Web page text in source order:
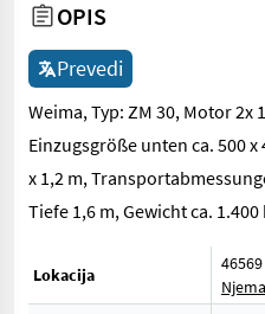
OPIS
Prevedi
Weima, Typ: ZM 30, Motor 2x
Einzugsgröße unten ca. 500
x 1,2 m,
Tiefe 1,6 m, Gewicht ca. 1.400
Lokacija